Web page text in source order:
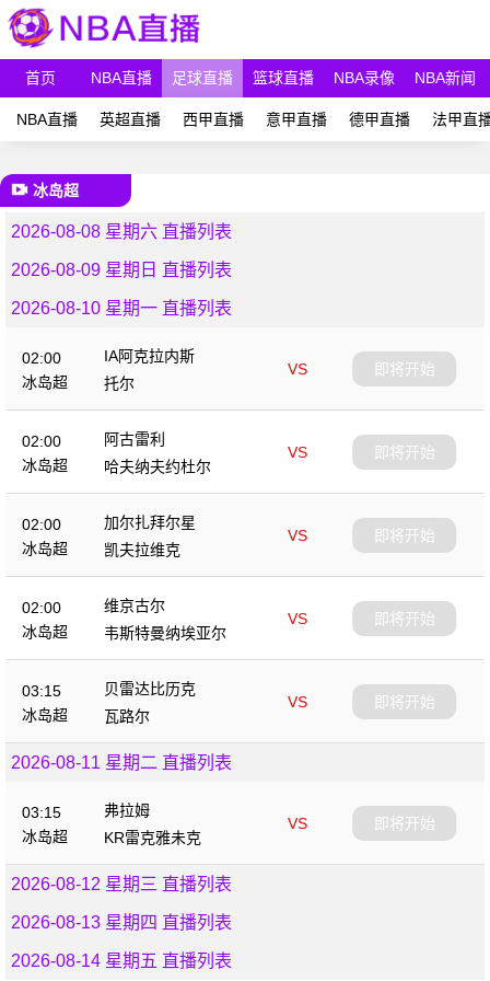
首页 NBA直播 足球直播 篮球直播 NBA录像 NBA新闻
NBA直播 英超直播 西甲直播 意甲直播 德甲直播 法甲直
冰岛超
2026-08-08 星期六 直播列表
2026-08-09 星期日 直播列表
2026-08-10 星期一 直播列表
02:00
冰岛超
IA阿克拉内斯
VS
托尔
即将开始
02:00
冰岛超
阿古雷利
VS
哈夫纳夫约杜尔
即将开始
02:00
冰岛超
加尔扎拜尔星
VS
凯夫拉维克
即将开始
02:00
冰岛超
维京古尔
VS
韦斯特曼纳埃亚尔
即将开始
03:15
冰岛超
贝雷达比历克
VS
瓦路尔
即将开始
2026-08-11 星期二 直播列表
03:15
冰岛超
弗拉姆
VS
KR雷克雅未克
即将开始
2026-08-12 星期三 直播列表
2026-08-13 星期四 直播列表
2026-08-14 星期五 直播列表